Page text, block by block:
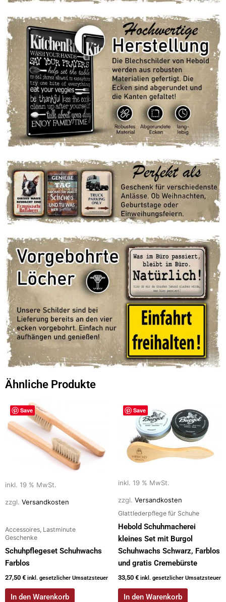
Ähnliche Produkte
Save
inkl. 19 % MwSt.
zzgl. Versandkosten
Accessoires, Lastminute
Geschenke
Schuhpflegeset Schuhwachs
Farblos
27,50 € inkl. gesetzlicher Umsatzsteuer
In den Warenkorb
Save
inkl. 19 % MwSt.
zzgl. Versandkosten
Glattlederpflege für Schuhe
Hebold Schuhmacherei
kleines Set mit Burgol
Schuhwachs Schwarz, Farblos
und gratis Cremebürste
33,50 € inkl. gesetzlicher Umsatzsteuer
In den Warenkorb